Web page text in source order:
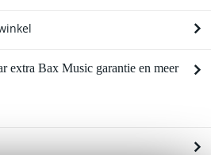
extra Bax Music garantie en meer